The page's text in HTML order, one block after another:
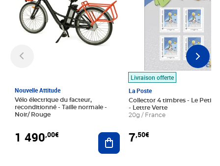
Nouvelle Attitude
Vélo électrique du facteur,
reconditionné - Taille normale -
Noir/ Rouge
1 490,00€ Ajouter au panier
Livraison offerte
La Poste
Collector 4 timbres - Le Petit
- Lettre Verte
20g / France
7,50€